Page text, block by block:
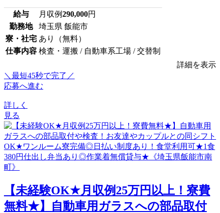
給与 月収例290,000円
勤務地
埼玉県 飯能市
寮・社宅 あり（無料）
仕事内容 検査・運搬 / 自動車系工場 / 交替制
詳細を表示
＼最短45秒で完了／
応募へ進む
詳しく
見る
【未経験OK★月収例25万円以上！寮費
無料★】自動車用ガラスへの部品取付